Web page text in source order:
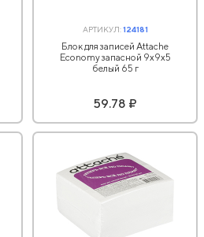
АРТИКУЛ:124181
Блок для записей Attache
Economy запасной 9х9х5
белый 65 г
59.78 ₽